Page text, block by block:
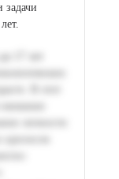
задачи